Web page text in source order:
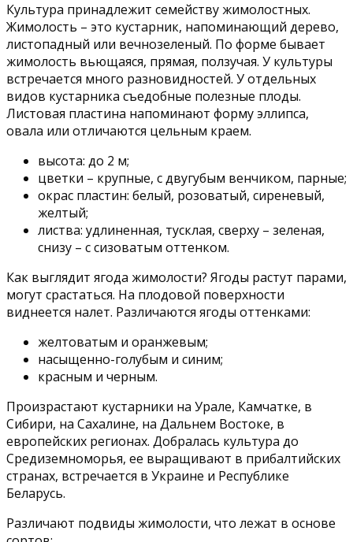
Культура принадлежит семейству жимолостных.
Жимолость – это кустарник, напоминающий дерево,
листопадный или вечнозеленый. По форме бывает
жимолость вьющаяся, прямая, ползучая. У культуры
встречается много разновидностей. У отдельных
видов кустарника съедобные полезные плоды.
Листовая пластина напоминают форму эллипса,
овала или отличаются цельным краем.
высота: до 2 м;
цветки – крупные, с двугубым венчиком, парные;
окрас пластин: белый, розоватый, сиреневый,
желтый;
листва: удлиненная, тусклая, сверху – зеленая,
снизу – с сизоватым оттенком.
Как выглядит ягода жимолости? Ягоды растут парами,
могут срастаться. На плодовой поверхности
виднеется налет. Различаются ягоды оттенками:
желтоватым и оранжевым;
насыщенно-голубым и синим;
красным и черным.
Произрастают кустарники на Урале, Камчатке, в
Сибири, на Сахалине, на Дальнем Востоке, в
европейских регионах. Добралась культура до
Средиземноморья, ее выращивают в прибалтийских
странах, встречается в Украине и Республике
Беларусь.
Различают подвиды жимолости, что лежат в основе